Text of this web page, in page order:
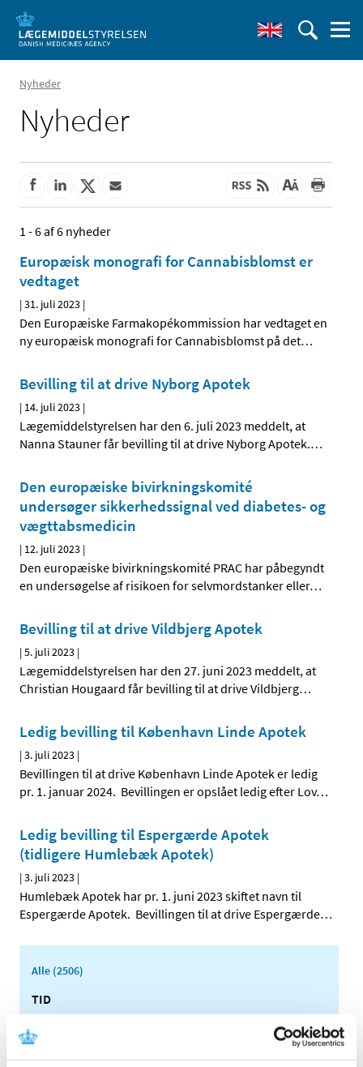
Nyheder
Nyheder
1 - 6 af 6 nyheder
Europæisk monografi for Cannabisblomst er
vedtaget
|31. juli 2023 |
Den Europæiske Farmakopékommission har vedtaget en
ny europæisk monografi for Cannabisblomst på det…
Bevilling til at drive Nyborg Apotek
| 14. juli 2023 |
Lægemiddelstyrelsen har den 6. juli 2023 meddelt, at
Nanna Stauner får bevilling til at drive Nyborg Apotek.…
Den europæiske bivirkningskomité
undersøger sikkerhedssignal ved diabetes- og
vægttabsmedicin
| 12. juli 2023 |
Den europæiske bivirkningskomité PRAC har påbegyndt
en undersøgelse af risikoen for selvmordstanker eller…
Bevilling til at drive Vildbjerg Apotek
|5. juli 2023 |
Lægemiddelstyrelsen har den 27. juni 2023 meddelt, at
Christian Hougaard får bevilling til at drive Vildbjerg…
Ledig bevilling til København Linde Apotek
|3. juli 2023 |
Bevillingen til at drive København Linde Apotek er ledig
pr. 1. januar 2024. Bevillingen er opslået ledig efter Lov…
Ledig bevilling til Espergærde Apotek
(tidligere Humlebæk Apotek)
|3. juli 2023 |
Humlebæk Apotek har pr. 1. juni 2023 skiftet navn til
Espergærde Apotek. Bevillingen til at drive Espergærde…
Alle (2506)
TID
2025 (158)